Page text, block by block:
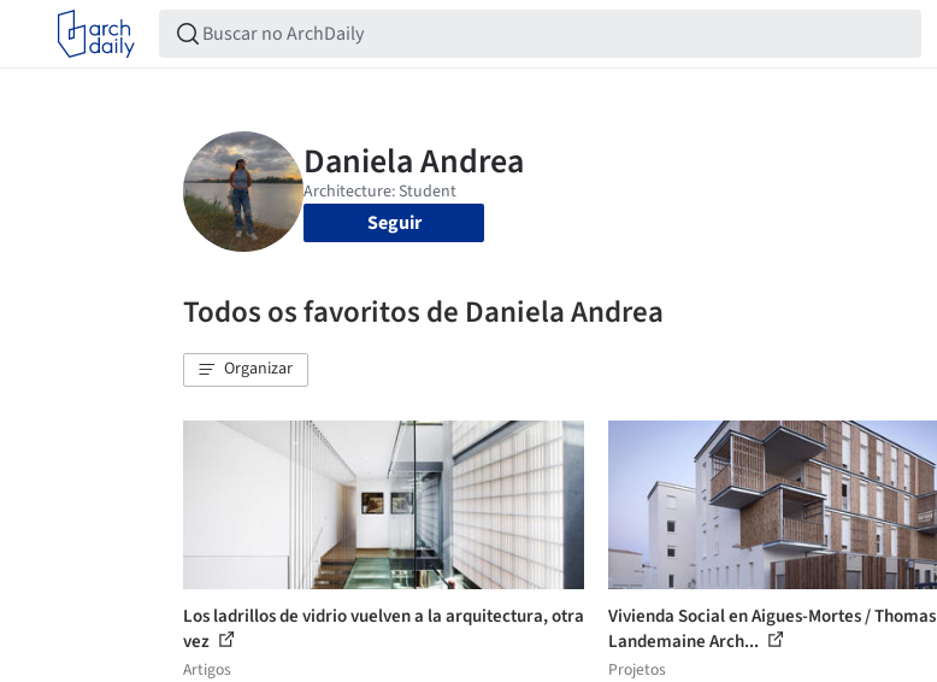
Seguir
Todos os favoritos de Daniela Andrea
Organizar
Los ladrillos de vidrio vuelven a la arquitectura, otra
vez
Artigos
Vivienda Social en Aigues-Mortes / Thomas
Landemaine Arch...
Projetos